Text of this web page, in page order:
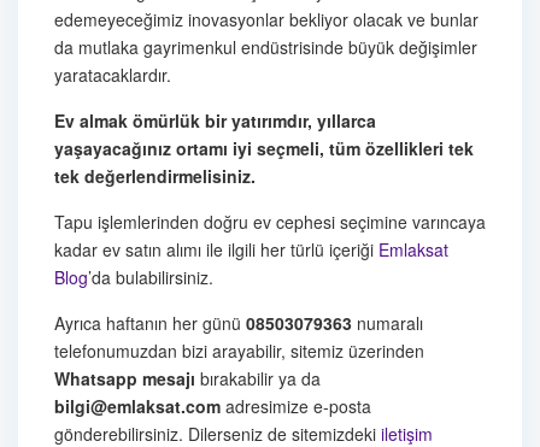
edemeyeceğimiz inovasyonlar bekliyor olacak ve bunlar
da mutlaka gayrimenkul endüstrisinde büyük değişimler
yaratacaklardır.
Ev almak ömürlük bir yatırımdır, yıllarca
yaşayacağınız ortamı iyi seçmeli, tüm özellikleri tek
tek değerlendirmelisiniz.
Tapu işlemlerinden doğru ev cephesi seçimine varıncaya
kadar ev satın alımı ile ilgili her türlü içeriği Emlaksat
Blog’da bulabilirsiniz.
Ayrıca haftanın her günü 08503079363 numaralı
telefonumuzdan bizi arayabilir, sitemiz üzerinden
Whatsapp mesajı bırakabilir ya da
bilgi@emlaksat.com adresimize e-posta
gönderebilirsiniz. Dilerseniz de sitemizdeki iletişim